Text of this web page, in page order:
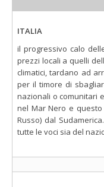
ITALIA
il progressivo calo
prezzi locali a quelli
climatici, tardano ad
per il timore di
nazionali o comunitari
nel Mar Nero e
Russo) dal
tutte le voci sia del